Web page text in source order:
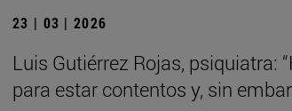
23 | 03 | 2026
Luis Gutiérrez Rojas, psiquiatra:
para estar contentos y, sin